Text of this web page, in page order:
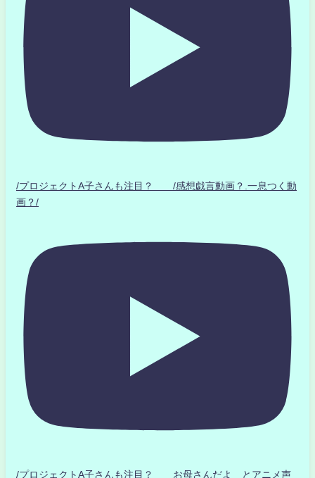
/プロジェクトA子さんも注目？ /感想戯言動画？.一息つく動
画？/
/プロジェクトA子さんも注目？ お母さんだよ とアニメ声